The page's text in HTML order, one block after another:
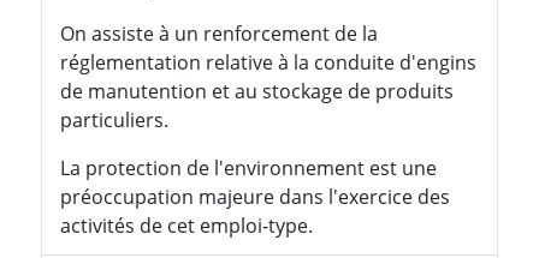
On assiste à un renforcement de la
réglementation relative à la conduite d'engins
de manutention et au stockage de produits
particuliers.
La protection de l'environnement est une
préoccupation majeure dans l'exercice des
activités de cet emploi-type.